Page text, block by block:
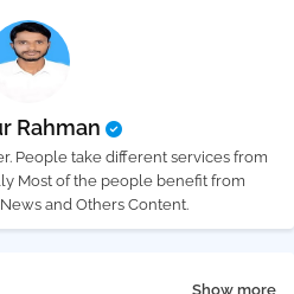
Rahman
People take different services from
Most of the people benefit from
and Others Content.
Show more